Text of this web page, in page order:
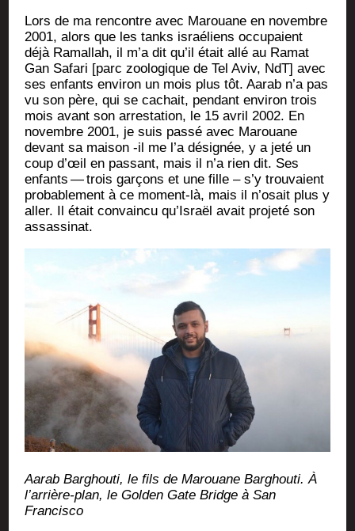
Lors de ma ren­contre avec Marouane en novembre
2001, alors que les tanks israé­liens occu­paient
déjà Ramal­lah, il m’a dit qu’il était allé au Ramat
Gan Safa­ri [parc zoo­lo­gique de Tel Aviv, NdT] avec
ses enfants envi­ron un mois plus tôt. Aarab n’a pas
vu son père, qui se cachait, pen­dant envi­ron trois
mois avant son arres­ta­tion, le 15 avril 2002. En
novembre 2001, je suis pas­sé avec Marouane
devant sa mai­son ‑il me l’a dési­gnée, y a jeté un
coup d’œil en pas­sant, mais il n’a rien dit. Ses
enfants — trois gar­çons et une fille – s’y trou­vaient
pro­ba­ble­ment à ce moment-là, mais il n’o­sait plus y
aller. Il était convain­cu qu’Is­raël avait pro­je­té son
assassinat.
Aarab Bar­ghou­ti, le fils de Marouane Bar­ghou­ti. À
l’ar­rière-plan, le Gol­den Gate Bridge à San
Francisco